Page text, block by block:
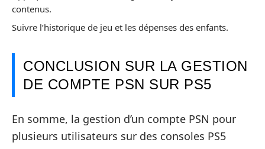
contenus.
Suivre l’historique de jeu et les dépenses des enfants.
CONCLUSION SUR LA GESTION
DE COMPTE PSN SUR PS5
En somme, la gestion d’un compte PSN pour
plusieurs utilisateurs sur des consoles PS5